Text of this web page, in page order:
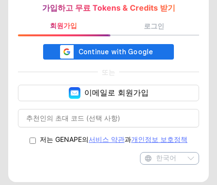
가입하고 무료 Tokens & Credits 받기
회원가입 로그인
또는
이메일로 회원가입
저는 GENAPE의서비스 약관과개인정보 보호정책
한국어